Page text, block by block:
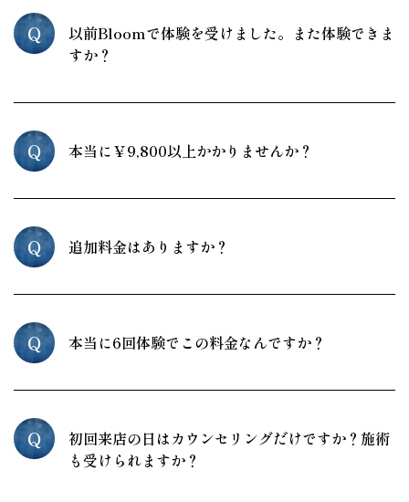
Q
以前Bloomで体験を受けました。また体験できま
すか？
Q 本当に￥9,800以上かかりませんか？
Q 追加料金はありますか？
Q 本当に6回体験でこの料金なんですか？
Q
初回来店の日はカウンセリングだけですか？施術
も受けられますか？